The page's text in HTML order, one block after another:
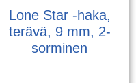
Lone Star -haka,
terävä, 9 mm, 2-
sorminen